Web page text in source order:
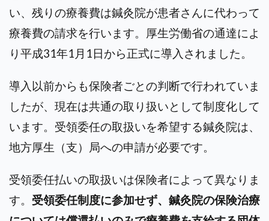
い、残りの療養費は鍼灸院が患者さんに代わって
療養費の請求を行います。厚生労働省の通達によ
り平成31年1月1日から正式に導入されました。
導入以前からも保険者ごとの判断で行われていま
したが、現在は共通の取り扱いとして制度化して
います。受領委任の取扱いを希望する鍼灸院は、
地方厚生（支）局への申請が必要です。
受領委任払いの取扱いは保険者によって異なりま
す。 受領委任制度に参加せず、鍼灸院の保険治療